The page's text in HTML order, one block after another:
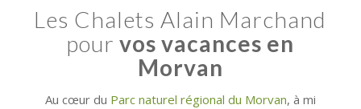
Les Chalets Alain Marchand
pourvos vacances en
Morvan
Au cœur du Parc naturel régional du Morvan, à mi